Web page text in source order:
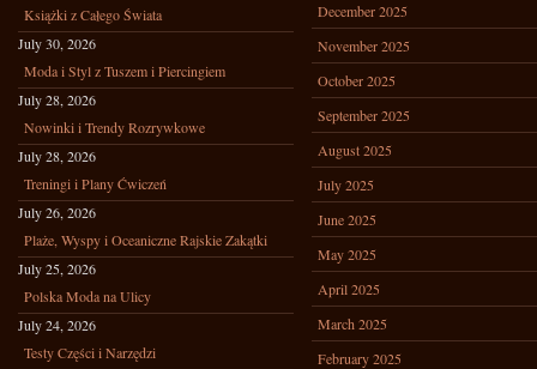
Książki z Całego Świata
July 30, 2026
Moda i Styl z Tuszem i Piercingiem
July 28, 2026
Nowinki i Trendy Rozrywkowe
July 28, 2026
Treningi i Plany Ćwiczeń
July 26, 2026
Plaże, Wyspy i Oceaniczne Rajskie Zakątki
July 25, 2026
Polska Moda na Ulicy
July 24, 2026
Testy Części i Narzędzi
December 2025
November 2025
October 2025
September 2025
August 2025
July 2025
June 2025
May 2025
April 2025
March 2025
February 2025